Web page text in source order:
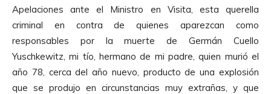
Apelaciones ante el Ministro en Visita, esta querella
criminal en contra de quienes aparezcan como
responsables por la muerte de Germán Cuello
Yuschkewitz, mi tío, hermano de mi padre, quien murió el
año 78, cerca del año nuevo, producto de una explosión
que se produjo en circunstancias muy extrañas, y que